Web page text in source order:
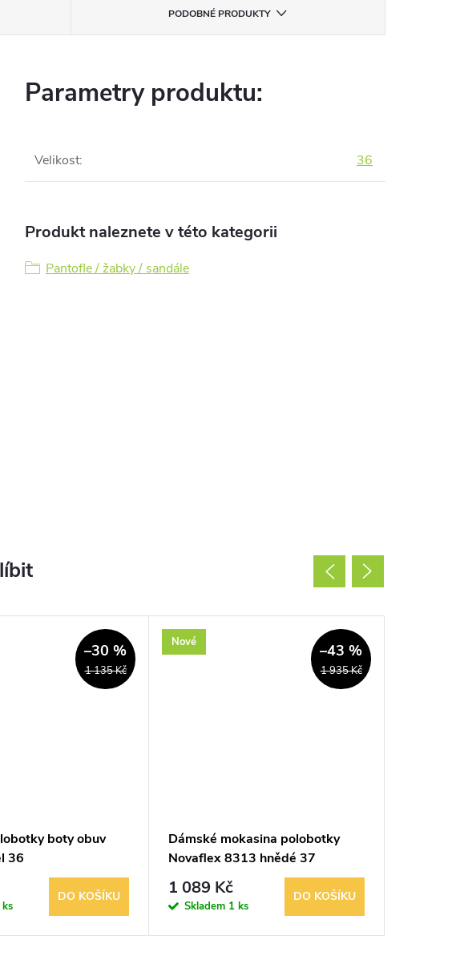
PODOBNÉ PRODUKTY
Parametry produktu:
Velikost: 36
Produkt naleznete v této kategorii
Pantofle / žabky / sandále
1 135 Kč
–30 %
boty obuv
36
ks
DO KOŠÍKU
Nové
1 935 Kč
–43 %
Dámské mokasina polobotky
Novaflex 8313 hnědé 37
1 089 Kč
Skladem 1 ks
DO KOŠÍKU